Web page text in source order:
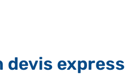
devis express